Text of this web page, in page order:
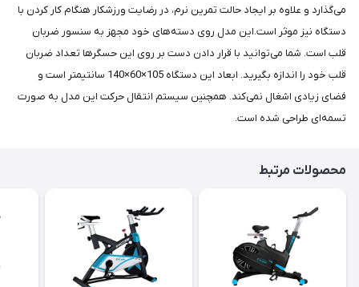
می‌گذارد و علاوه بر ایجاد حالت تمرین نرم، در رضایت ورزشکار هنگام کار کردن با
دستگاه نیز موثر است.این مدل روی دسته‌های خود مجهز به سنسور ضربان
قلب است. شما می‌توانید با قرار دادن دست بر روی این حسگر‌ها تعداد ضربان
قلب خود را اندازه بگیرید. ابعاد این دستگاه 105×60×140 سانتیمتر است و
فضای زیادی اشغال نمی‌کند. همچنین سیستم انتقال حرکت این مدل به صورت
تسمه‌ای طراحی شده است.
محصولات مرتبط